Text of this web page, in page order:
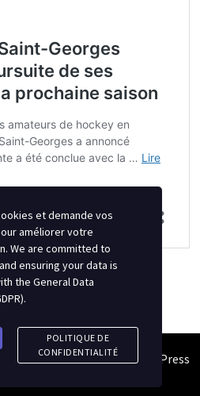
Magazine. Alimenté par
WordPress
et demande vos
améliorer votre
We are committed to
ensuring your data is
the General Data
.
POLITIQUE DE
CONFIDENTIALITÉ